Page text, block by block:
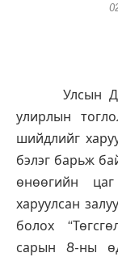
Улсын
улирлын
шийдлийг
бэлэг барьж
өнөөгийн
харуулсан
болох
сарын 8-ны